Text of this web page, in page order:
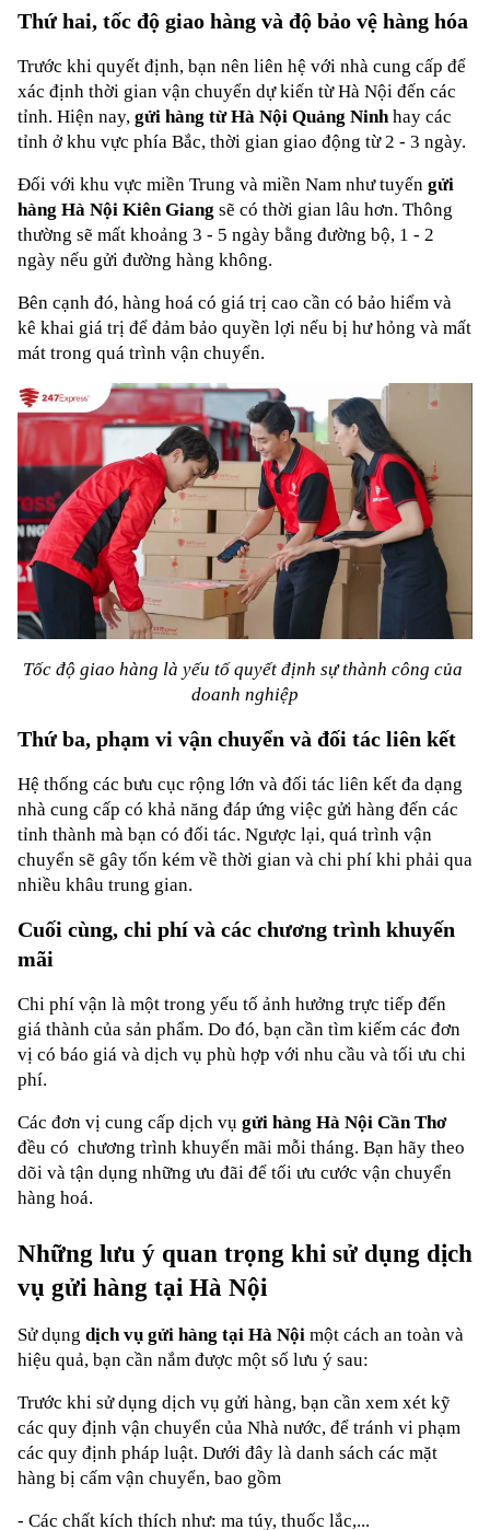
Thứ hai, tốc độ giao hàng và độ bảo vệ hàng hóa
Trước khi quyết định, bạn nên liên hệ với nhà cung cấp để
xác định thời gian vận chuyển dự kiến từ Hà Nội đến các
tỉnh. Hiện nay, gửi hàng từ Hà Nội Quảng Ninh hay các
tỉnh ở khu vực phía Bắc, thời gian giao động từ 2 - 3 ngày.
Đối với khu vực miền Trung và miền Nam như tuyến gửi
hàng Hà Nội Kiên Giang sẽ có thời gian lâu hơn. Thông
thường sẽ mất khoảng 3 - 5 ngày bằng đường bộ, 1 - 2
ngày nếu gửi đường hàng không.
Bên cạnh đó, hàng hoá có giá trị cao cần có bảo hiểm và
kê khai giá trị để đảm bảo quyền lợi nếu bị hư hỏng và mất
mát trong quá trình vận chuyển.
Tốc độ giao hàng là yếu tố quyết định sự thành công của
doanh nghiệp
Thứ ba, phạm vi vận chuyển và đối tác liên kết
Hệ thống các bưu cục rộng lớn và đối tác liên kết đa dạng
nhà cung cấp có khả năng đáp ứng việc gửi hàng đến các
tỉnh thành mà bạn có đối tác. Ngược lại, quá trình vận
chuyển sẽ gây tốn kém về thời gian và chi phí khi phải qua
nhiều khâu trung gian.
Cuối cùng, chi phí và các chương trình khuyến
mãi
Chi phí vận là một trong yếu tố ảnh hưởng trực tiếp đến
giá thành của sản phẩm. Do đó, bạn cần tìm kiếm các đơn
vị có báo giá và dịch vụ phù hợp với nhu cầu và tối ưu chi
phí.
Các đơn vị cung cấp dịch vụ gửi hàng Hà Nội Cần Thơ
đều có  chương trình khuyến mãi mỗi tháng. Bạn hãy theo
dõi và tận dụng những ưu đãi để tối ưu cước vận chuyển
hàng hoá.
Những lưu ý quan trọng khi sử dụng dịch
vụ gửi hàng tại Hà Nội
Sử dụng dịch vụ gửi hàng tại Hà Nội một cách an toàn và
hiệu quả, bạn cần nắm được một số lưu ý sau:
Trước khi sử dụng dịch vụ gửi hàng, bạn cần xem xét kỹ
các quy định vận chuyển của Nhà nước, để tránh vi phạm
các quy định pháp luật. Dưới đây là danh sách các mặt
hàng bị cấm vận chuyển, bao gồm
- Các chất kích thích như: ma túy, thuốc lắc,...